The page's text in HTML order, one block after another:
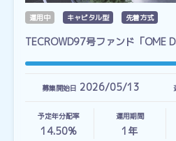
運用中 キャピタル型 先着方式
TECROWD97号ファンド「OME
募集開始日 2026/05/13
予定年分配率
14.50%
運用期間
1 年